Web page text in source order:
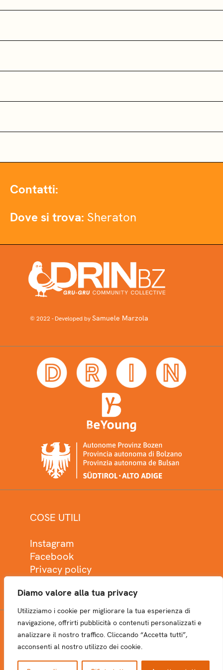
Diamo valore alla tua privacy
Utilizziamo i cookie per migliorare la tua esperienza di
navigazione, offrirti pubblicità o contenuti personalizzati e
analizzare il nostro traffico. Cliccando “Accetta tutti”,
acconsenti al nostro utilizzo dei cookie.
Contatti:
Dove si trova: Sheraton
© 2022 - Developed bySamuele Marzola
COSE UTILI
Instagram
Facebook
Privacy policy
NEWSLETTER